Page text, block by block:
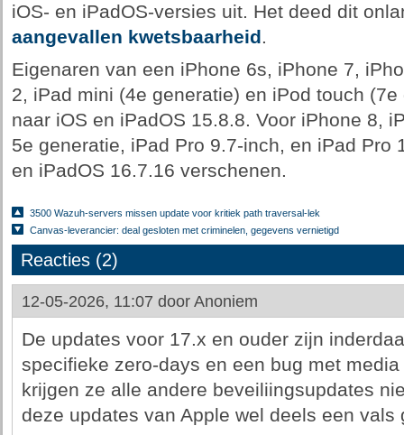
iOS- en iPadOS-versies uit. Het deed dit
aangevallen kwetsbaarheid.
Eigenaren van een iPhone 6s, iPhone 7,
2, iPad mini (4e generatie) en iPod touch
naar iOS en iPadOS 15.8.8. Voor iPhone 8,
5e generatie, iPad Pro 9.7-inch, en iPad Pro
en iPadOS 16.7.16 verschenen.
3500 Wazuh-servers missen update voor kritiek path traversal-lek
Canvas-leverancier: deal gesloten met criminelen, gegevens vernietigd
Reacties (2)
12-05-2026, 11:07 door Anoniem
De updates voor 17.x en ouder zijn
specifieke zero-days en een bug met
krijgen ze alle andere beveiliingsupdates
deze updates van Apple wel deels een